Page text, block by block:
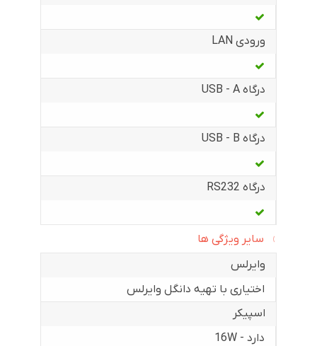
ورودی LAN
درگاه USB - A
درگاه USB - B
درگاه RS232
سایر ویژگی ها
وایرلس
اختیاری با تهیه دانگل وایرلس
اسپیکر
دارد - 16W